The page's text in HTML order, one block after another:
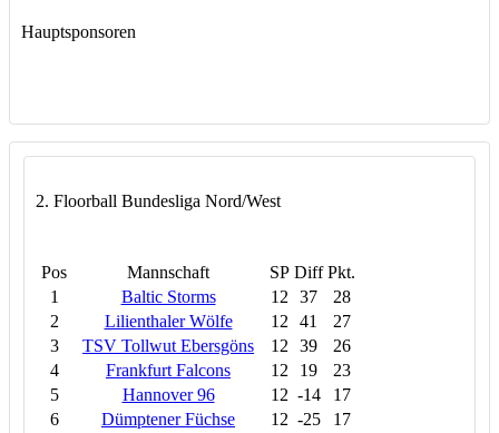
Hauptsponsoren
2. Floorball Bundesliga Nord/West
Pos Mannschaft SP Diff Pkt.
1
Baltic Storms 12 37
28
2
Lilienthaler Wölfe 12 41
27
3
TSV Tollwut Ebersgöns 12 39
26
4
Frankfurt Falcons 12 19
23
5
Hannover 96 12 -14
17
6
Dümptener Füchse 12 -25
17